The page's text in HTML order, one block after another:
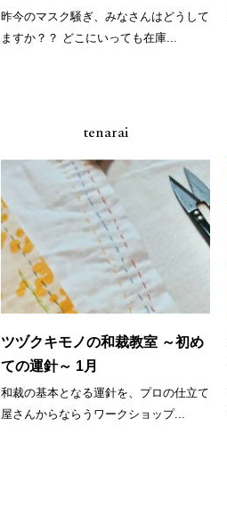
昨今のマスク騒ぎ、みなさんはどうして
ますか？？ どこにいっても在庫...
tenarai
ツヅクキモノの和裁教室 ～初め
ての運針～ 1月
和裁の基本となる運針を、プロの仕立て
屋さんからならうワークショップ...